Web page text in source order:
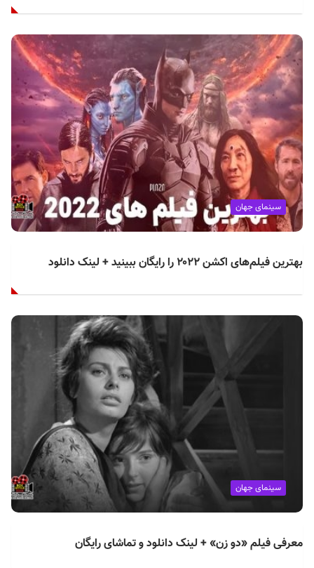
سینمای جهان
بهترین فیلم‌های اکشن ۲۰۲۲ را رایگان ببینید + لینک دانلود
سینمای جهان
معرفی فیلم «دو زن» + لینک دانلود و تماشای رایگان